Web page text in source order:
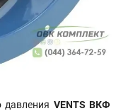
давления VENTS ВКФ